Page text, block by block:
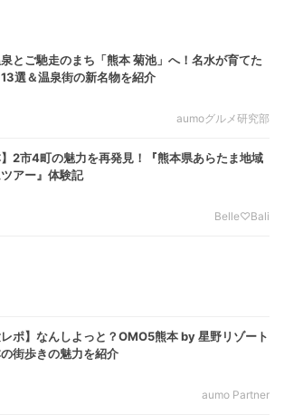
とご馳走のまち「熊本 菊池」へ！名水が育てた
選＆温泉街の新名物を紹介
aumoグルメ研究部
】2市4町の魅力を再発見！『熊本県あらたま地域
アー』体験記
Belle♡Bali
レポ】なんしよっと？OMO5熊本 by 星野リゾート
街歩きの魅力を紹介
aumo Partner